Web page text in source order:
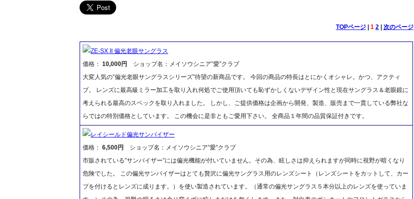
TOPページ| 1 2| 次のページ
ZE-SX II 偏光老眼サングラス
価格： 10,000円
ショップ名：メイソウシニア”愛”クラブ
大変人気の”偏光老眼サングラスシリーズ”待望の新商品です。 今回の商品の特長はとにかくオシャレ。かつ、アクティ
ブ。 レンズに最高級ミラー加工を取り入れ何処でご使用頂いても恥ずかしくないデザイン性と現在サングラス＆老眼鏡に
考えられる最高のスペックを取り入れました。 しかし、ご提供価格は企画から開発、製造、販売まで一貫している弊社な
らではの特別価格としています。 この機会に是非ともご愛用下さい。 全商品１年間の品質保証付きです。
レイシールド偏光サンバイザー
価格： 6,500円
ショップ名：メイソウシニア”愛”クラブ
市販されている”サンバイザー”には偏光機能が付いていません。その為、眩しさは抑えられますが同時に視野が暗くなり
危険でした。 この偏光サンバイザーはとても贅沢に偏光サングラス用のレンズシート（レンズシートをカットして、カー
ブを付けるとレンズに成ります。）を使い製造されています。（通常の偏光サングラス５本分以上のレンズを使っていま